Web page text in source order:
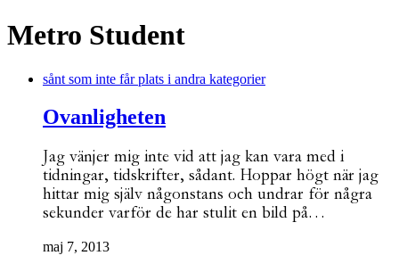
Metro Student
sånt som inte får plats i andra kategorier
Ovanligheten
Jag vänjer mig inte vid att jag kan vara med i
tidningar, tidskrifter, sådant. Hoppar högt när jag
hittar mig själv någonstans och undrar för några
sekunder varför de har stulit en bild på…
maj 7, 2013